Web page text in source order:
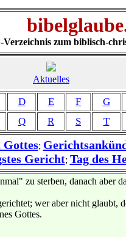
Verzeichnis zum biblisch-
Aktuelles
D E F G
Q R S T
;
Gericht; Tag des
zu sterben, danach aber
wer aber nicht glaubt,
Gottes.